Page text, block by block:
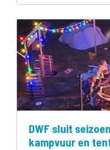
DWF sluit
kampvuur en